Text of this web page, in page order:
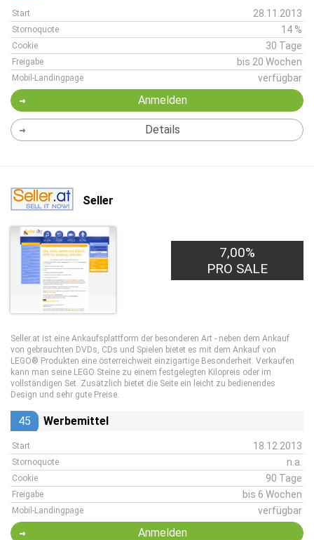
Start 28.11.2013
Stornoquote 14 %
Cookie 30 Tage
Freigabe bis 20 Wochen
Mobil-Landingpage verfügbar
Anmelden
Details
Seller
7,00%
PRO SALE
Seller.at ist eine Ankaufsplattform der besonderen Art - neben dem Ankauf
von gebrauchten DVDs, CDs und Spielen bietet es mit dem Ankauf von
LEGO® Produkten eine österreichweit einzigartige Besonderheit. Verkaufen
kann man seine LEGO Steine zu einem festgelegten Kilopreis oder im
vollständigen Set. Zusätzlich bietet die Seite ein leicht zu bedienendes
Design und sehr gute Preise.
45 Werbemittel
Start 18.12.2013
Stornoquote n.a.
Cookie 90 Tage
Freigabe bis 6 Wochen
Mobil-Landingpage verfügbar
Anmelden